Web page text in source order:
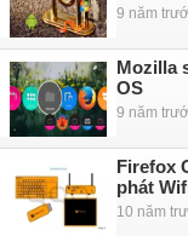
9 năm
Mozilla
OS
9 năm
Firefox
phát
10 năm